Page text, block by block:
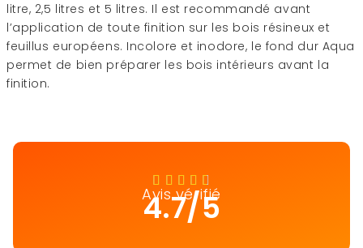
litre, 2,5 litres et 5 litres. Il est recommandé avant
l’application de toute finition sur les bois résineux et
feuillus européens. Incolore et inodore, le fond dur Aqua
permet de bien préparer les bois intérieurs avant la
finition.
Avis vérifié
4.7/5